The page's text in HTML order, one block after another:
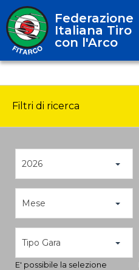
Federazione
Italiana Tiro
con l'Arco
Filtri di ricerca
2026
Mese
Tipo Gara
E' possibile la selezione